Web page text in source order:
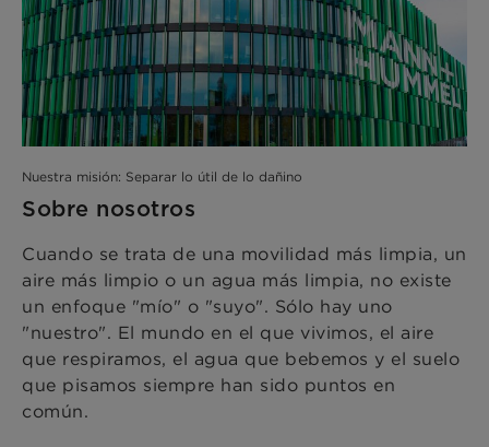
Nuestra misión: Separar lo útil de lo dañino
Sobre nosotros
Cuando se trata de una movilidad más limpia, un
aire más limpio o un agua más limpia, no existe
un enfoque "mío" o "suyo". Sólo hay uno
"nuestro". El mundo en el que vivimos, el aire
que respiramos, el agua que bebemos y el suelo
que pisamos siempre han sido puntos en
común.